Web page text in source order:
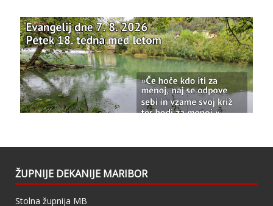
Photo
View on Facebook · Share
Bazilika Matere Usmiljenja updated their
status.
1 years ago
When this happens, it's usually because the
people, changed who can see it or it's been
deleted.
ŽUPNIJE DEKANIJE MARIBOR
Stolna župnija MB